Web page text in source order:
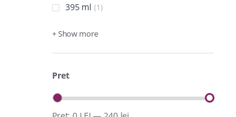
395 ml (1)
+ Show more
Pret